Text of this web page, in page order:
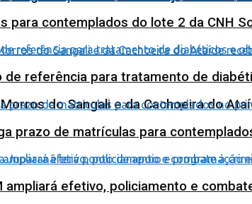
Morros do Sangali e da Cachoeira do
para contemplados do lote 2 da CNH
de referência para tratamento de
prazo de matrículas para
ampliará efetivo, policiamento e